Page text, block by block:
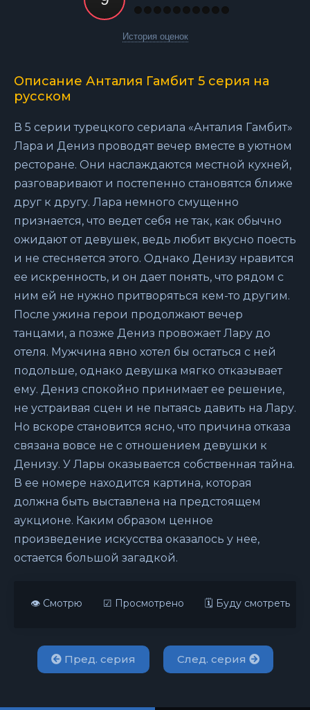
История оценок
Описание Анталия Гамбит 5 серия на
русском
В 5 серии турецкого сериала «Анталия Гамбит»
Лара и Дениз проводят вечер вместе в уютном
ресторане. Они наслаждаются местной кухней,
разговаривают и постепенно становятся ближе
друг к другу. Лара немного смущенно
признается, что ведет себя не так, как обычно
ожидают от девушек, ведь любит вкусно поесть
и не стесняется этого. Однако Денизу нравится
ее искренность, и он дает понять, что рядом с
ним ей не нужно притворяться кем-то другим.
После ужина герои продолжают вечер
танцами, а позже Дениз провожает Лару до
отеля. Мужчина явно хотел бы остаться с ней
подольше, однако девушка мягко отказывает
ему. Дениз спокойно принимает ее решение,
не устраивая сцен и не пытаясь давить на Лару.
Но вскоре становится ясно, что причина отказа
связана вовсе не с отношением девушки к
Денизу. У Лары оказывается собственная тайна.
В ее номере находится картина, которая
должна быть выставлена на предстоящем
аукционе. Каким образом ценное
произведение искусства оказалось у нее,
остается большой загадкой.
👁 Смотрю ☑ Просмотрено 🗓 Буду смотреть
Пред. серия След. серия